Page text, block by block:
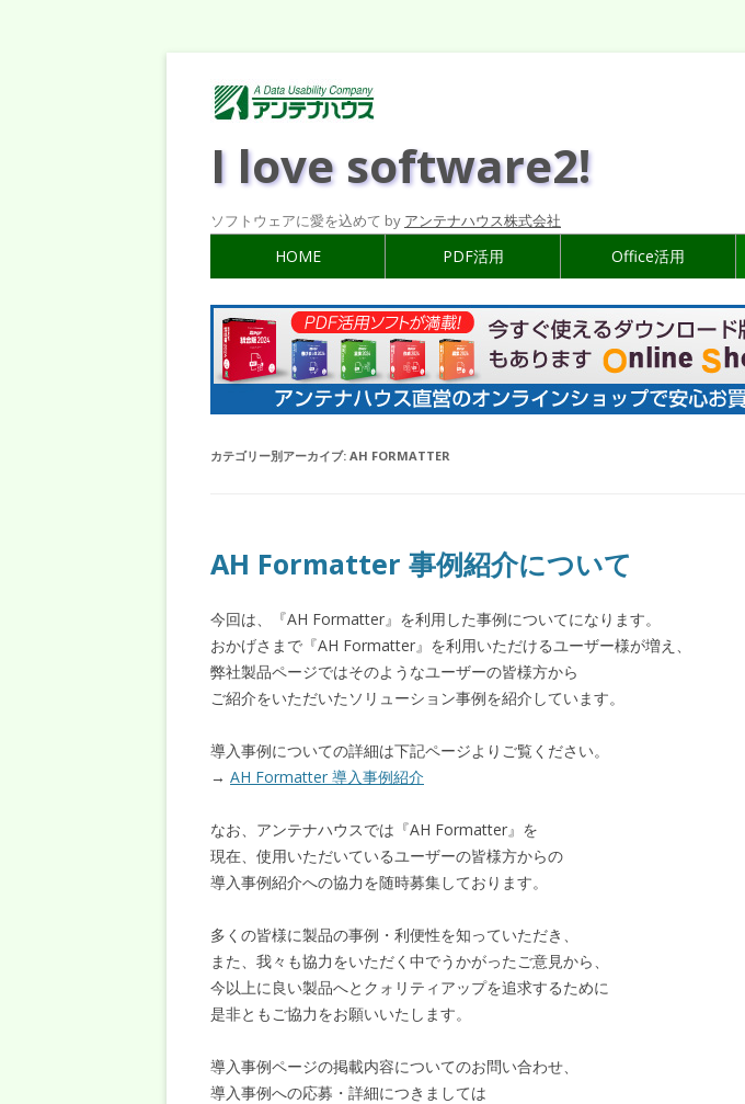
I love software2!
ソフトウェアに愛を込めて by アンテナハウス株式会社
HOME PDF活用 Office活用
カテゴリー別アーカイブ: AH FORMATTER
AH Formatter 事例紹介について
今回は、『AH Formatter』を利用した事例についてになります。
おかげさまで『AH Formatter』を利用いただけるユーザー様が増え、
弊社製品ページではそのようなユーザーの皆様方から
ご紹介をいただいたソリューション事例を紹介しています。
導入事例についての詳細は下記ページよりご覧ください。
→ AH Formatter 導入事例紹介
なお、アンテナハウスでは『AH Formatter』を
現在、使用いただいているユーザーの皆様方からの
導入事例紹介への協力を随時募集しております。
多くの皆様に製品の事例・利便性を知っていただき、
また、我々も協力をいただく中でうかがったご意見から、
今以上に良い製品へとクォリティアップを追求するために
是非ともご協力をお願いいたします。
導入事例ページの掲載内容についてのお問い合わせ、
導入事例への応募・詳細につきましては